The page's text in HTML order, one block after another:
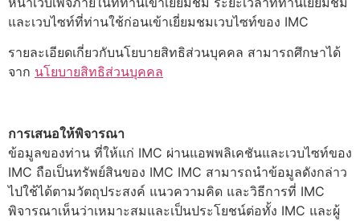
และเวบไซท์ที่ท่านใช้ก่อนเข้าเยี่ยมชมเวบไซท์ของ IMC
รายละเอียดเกี่ยวกับนโยบายสิทธิส่วนบุคคล สามารถศึกษาได้
จาก นโยบายสิทธิส่วนบุคคล
การเสนอให้พิจารณา
ข้อมูลของท่าน ที่ให้แก่ IMC ผ่านแอพพลิเคชันและเวบไซท์ของ
IMC ถือเป็นทรัพย์สินของ IMC IMC สามารถนำข้อมูลดังกล่าว
ไปใช้ได้ตามวัตถุประสงค์ แนวความคิด และวิธีการที่ IMC
พิจารณาเห็นว่าเหมาะสมและเป็นประโยชน์ต่อทั้ง IMC และผู้